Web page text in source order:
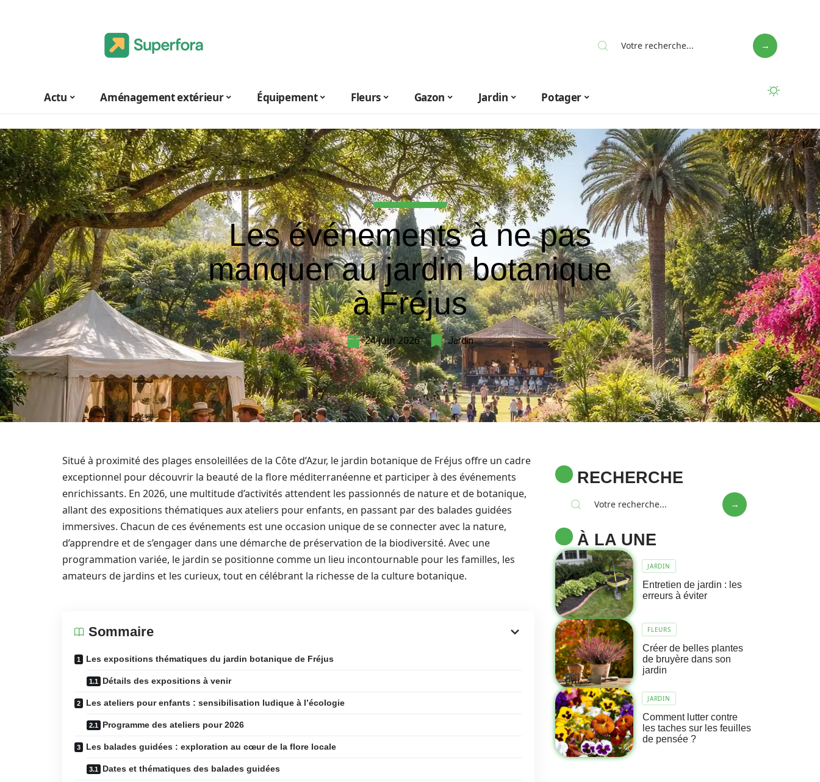
Actu Aménagement extérieur Équipement Fleurs Gazon Jardin Potager
Les événements à ne pas
manquer au jardin botanique
à Fréjus
24 juin 2026 Jardin
Situé à proximité des plages ensoleillées de la Côte d’Azur, le jardin botanique de Fréjus offre un cadre
exceptionnel pour découvrir la beauté de la flore méditerranéenne et participer à des événements
enrichissants. En 2026, une multitude d’activités attendent les passionnés de nature et de botanique,
allant des expositions thématiques aux ateliers pour enfants, en passant par des balades guidées
immersives. Chacun de ces événements est une occasion unique de se connecter avec la nature,
d’apprendre et de s’engager dans une démarche de préservation de la biodiversité. Avec une
programmation variée, le jardin se positionne comme un lieu incontournable pour les familles, les
amateurs de jardins et les curieux, tout en célébrant la richesse de la culture botanique.
Sommaire
Les expositions thématiques du jardin botanique de Fréjus
Détails des expositions à venir
Les ateliers pour enfants : sensibilisation ludique à l’écologie
Programme des ateliers pour 2026
Les balades guidées : exploration au cœur de la flore locale
Dates et thématiques des balades guidées
RECHERCHE
À LA UNE
JARDIN
Entretien de jardin : les
erreurs à éviter
FLEURS
Créer de belles plantes
de bruyère dans son
jardin
JARDIN
Comment lutter contre
les taches sur les feuilles
de pensée ?